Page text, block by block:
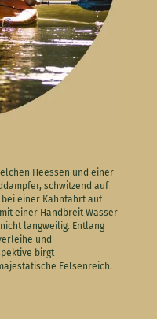
Heessen und einer
schwitzend auf
einer Kahnfahrt auf
einer Handbreit Wasser
langweilig. Entlang
und
birgt
Felsenreich.